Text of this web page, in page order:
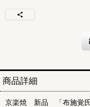
商品詳細
京楽焼 新品 「布施覚